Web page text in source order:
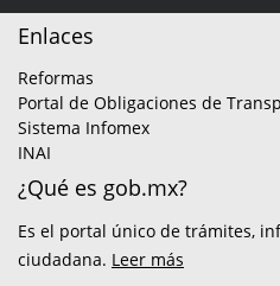
Enlaces
Reformas
Portal de Obligaciones de
Sistema Infomex
INAI
¿Qué es gob.mx?
Es el portal único de trámites,
ciudadana. Leer más